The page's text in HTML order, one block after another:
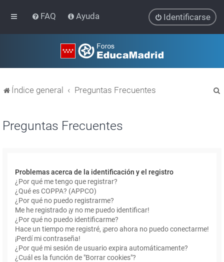
FAQ Ayuda Identificarse
Índice general Preguntas Frecuentes
Preguntas Frecuentes
Problemas acerca de la identificación y el registro
¿Por qué me tengo que registrar?
¿Qué es COPPA? (APPCO)
¿Por qué no puedo registrarme?
Me he registrado ¡y no me puedo identificar!
¿Por qué no puedo identificarme?
Hace un tiempo me registré, ¡pero ahora no puedo conectarme!
¡Perdí mi contraseña!
¿Por qué mi sesión de usuario expira automáticamente?
¿Cuál es la función de "Borrar cookies"?